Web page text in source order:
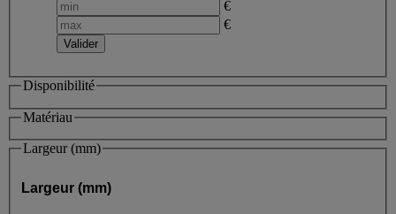
€
€
Disponibilité
Matériau
Largeur (mm)
Largeur (mm)